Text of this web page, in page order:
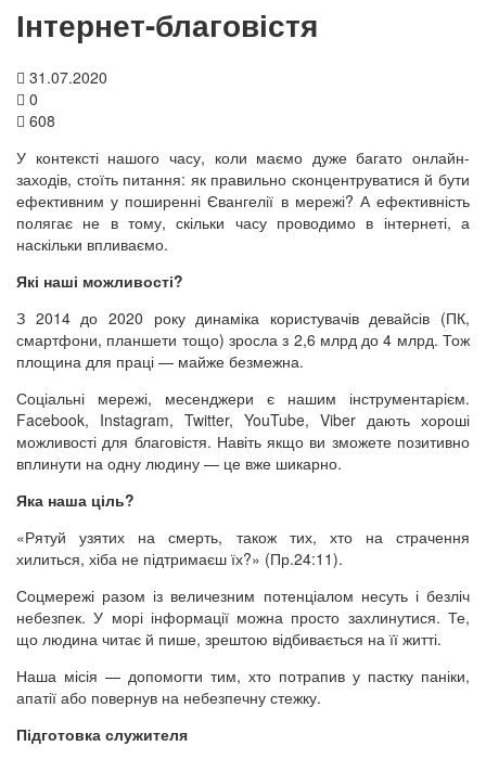
Інтернет-благовістя
31.07.2020
0
608
У контексті нашого часу, коли маємо дуже багато онлайн-
заходів, стоїть питання: як правильно сконцентруватися й бути
ефективним у поширенні Євангелії в мережі? А ефективність
полягає не в тому, скільки часу проводимо в інтернеті, а
наскільки впливаємо.
Які наші можливості?
З 2014 до 2020 року динаміка користувачів девайсів (ПК,
смартфони, планшети тощо) зросла з 2,6 млрд до 4 млрд. Тож
площина для праці — майже безмежна.
Соціальні мережі, месенджери є нашим інструментарієм.
Facebook, Instagram, Twitter, YouTube, Viber дають хороші
можливості для благовістя. Навіть якщо ви зможете позитивно
вплинути на одну людину — це вже шикарно.
Яка наша ціль?
«Рятуй узятих на смерть, також тих, хто на страчення
хилиться, хіба не підтримаєш їх?» (Пр.24:11).
Соцмережі разом із величезним потенціалом несуть і безліч
небезпек. У морі інформації можна просто захлинутися. Те,
що людина читає й пише, зрештою відбивається на її житті.
Наша місія — допомогти тим, хто потрапив у пастку паніки,
апатії або повернув на небезпечну стежку.
Підготовка служителя